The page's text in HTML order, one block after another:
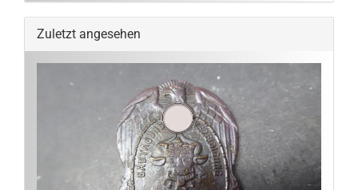
Zuletzt angesehen